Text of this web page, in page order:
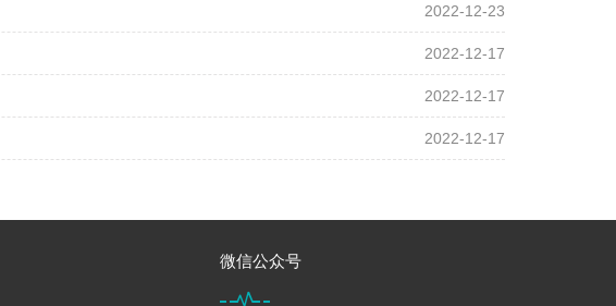
2022-12-23
2022-12-17
2022-12-17
2022-12-17
微信公众号